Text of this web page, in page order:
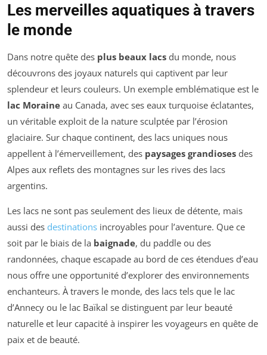
Les merveilles aquatiques à travers
le monde
Dans notre quête des plus beaux lacs du monde, nous
découvrons des joyaux naturels qui captivent par leur
splendeur et leurs couleurs. Un exemple emblématique est le
lac Moraine au Canada, avec ses eaux turquoise éclatantes,
un véritable exploit de la nature sculptée par l’érosion
glaciaire. Sur chaque continent, des lacs uniques nous
appellent à l’émerveillement, des paysages grandioses des
Alpes aux reflets des montagnes sur les rives des lacs
argentins.
Les lacs ne sont pas seulement des lieux de détente, mais
aussi des destinations incroyables pour l’aventure. Que ce
soit par le biais de la baignade, du paddle ou des
randonnées, chaque escapade au bord de ces étendues d’eau
nous offre une opportunité d’explorer des environnements
enchanteurs. À travers le monde, des lacs tels que le lac
d’Annecy ou le lac Baïkal se distinguent par leur beauté
naturelle et leur capacité à inspirer les voyageurs en quête de
paix et de beauté.